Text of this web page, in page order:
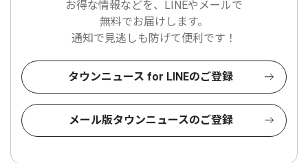
お得な情報などを、LINEやメールで
無料でお届けします。
通知で見逃しも防げて便利です！
タウンニュース for LINEのご登録
メール版タウンニュースのご登録